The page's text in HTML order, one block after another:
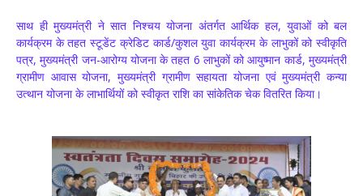
साथ ही मुख्यमंत्री ने सात निश्चय योजना अंतर्गत आर्थिक हल, युवाओं को बल
कार्यक्रम के तहत स्टूडेंट क्रेडिट कार्ड/कुशल युवा कार्यक्रम के लाभुकों को स्वीकृति
पत्र, मुख्यमंत्री जन-आरोग्य योजना के तहत 6 लाभुकों को आयुष्मान कार्ड, मुख्यमंत्री
ग्रामीण आवास योजना, मुख्यमंत्री ग्रामीण सहायता योजना एवं मुख्यमंत्री कन्या
उत्थान योजना के लाभार्थियों को स्वीकृत राशि का सांकेतिक चेक वितरित किया।